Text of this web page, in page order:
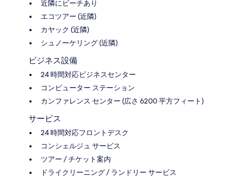
近隣にビーチあり
エコツアー (近隣)
カヤック (近隣)
シュノーケリング (近隣)
ビジネス設備
24 時間対応ビジネスセンター
コンピューター ステーション
カンファレンス センター (広さ 6200 平方フィート)
サービス
24 時間対応フロントデスク
コンシェルジュ サービス
ツアー / チケット案内
ドライクリーニング / ランドリー サービス